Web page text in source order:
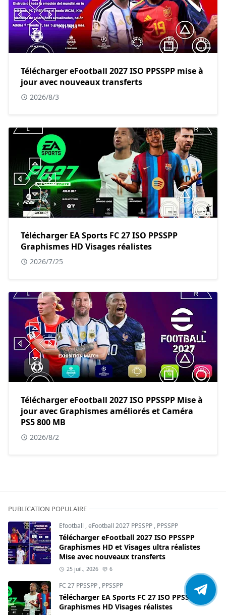
Télécharger eFootball 2027 ISO PPSSPP mise à
jour avec nouveaux transferts
2026/8/3
Télécharger EA Sports FC 27 ISO PPSSPP
Graphismes HD Visages réalistes
2026/7/25
Télécharger eFootball 2027 ISO PPSSPP Mise à
jour avec Graphismes améliorés et Caméra
PS5 800 MB
2026/8/2
PUBLICATION POPULAIRE
Efootball ,eFootball 2027 PPSSPP , PPSSPP
Télécharger eFootball 2027 ISO PPSSPP
Graphismes HD et Visages ultra réalistes
Mise avec nouveaux transferts
25 juil., 2026 6
FC 27 PPSSPP , PPSSPP
Télécharger EA Sports FC 27 ISO PPSSPP
Graphismes HD Visages réalistes